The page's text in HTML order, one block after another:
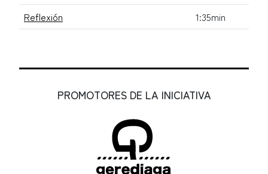
Reflexión
1:35min
PROMOTORES DE LA INICIATIVA